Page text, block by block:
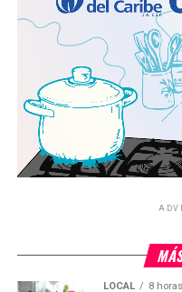
LOCAL 8